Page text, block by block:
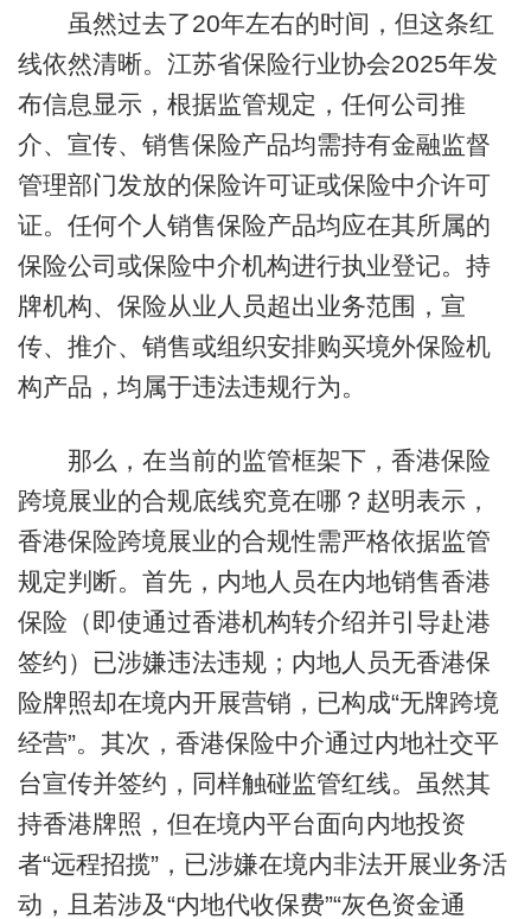
虽然过去了20年左右的时间，但这条红
线依然清晰。江苏省保险行业协会2025年发
布信息显示，根据监管规定，任何公司推
介、宣传、销售保险产品均需持有金融监督
管理部门发放的保险许可证或保险中介许可
证。任何个人销售保险产品均应在其所属的
保险公司或保险中介机构进行执业登记。持
牌机构、保险从业人员超出业务范围，宣
传、推介、销售或组织安排购买境外保险机
构产品，均属于违法违规行为。
那么，在当前的监管框架下，香港保险
跨境展业的合规底线究竟在哪？赵明表示，
香港保险跨境展业的合规性需严格依据监管
规定判断。首先，内地人员在内地销售香港
保险（即使通过香港机构转介绍并引导赴港
签约）已涉嫌违法违规；内地人员无香港保
险牌照却在境内开展营销，已构成“无牌跨境
经营”。其次，香港保险中介通过内地社交平
台宣传并签约，同样触碰监管红线。虽然其
持香港牌照，但在境内平台面向内地投资
者“远程招揽”，已涉嫌在境内非法开展业务活
动，且若涉及“内地代收保费”“灰色资金通